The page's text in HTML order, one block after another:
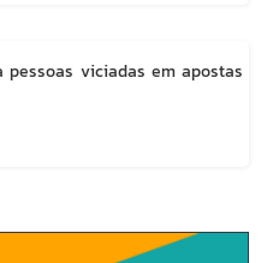
viciadas em apostas